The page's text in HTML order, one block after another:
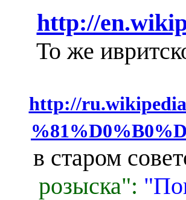
http://
То же
http://
в старом
розыска":